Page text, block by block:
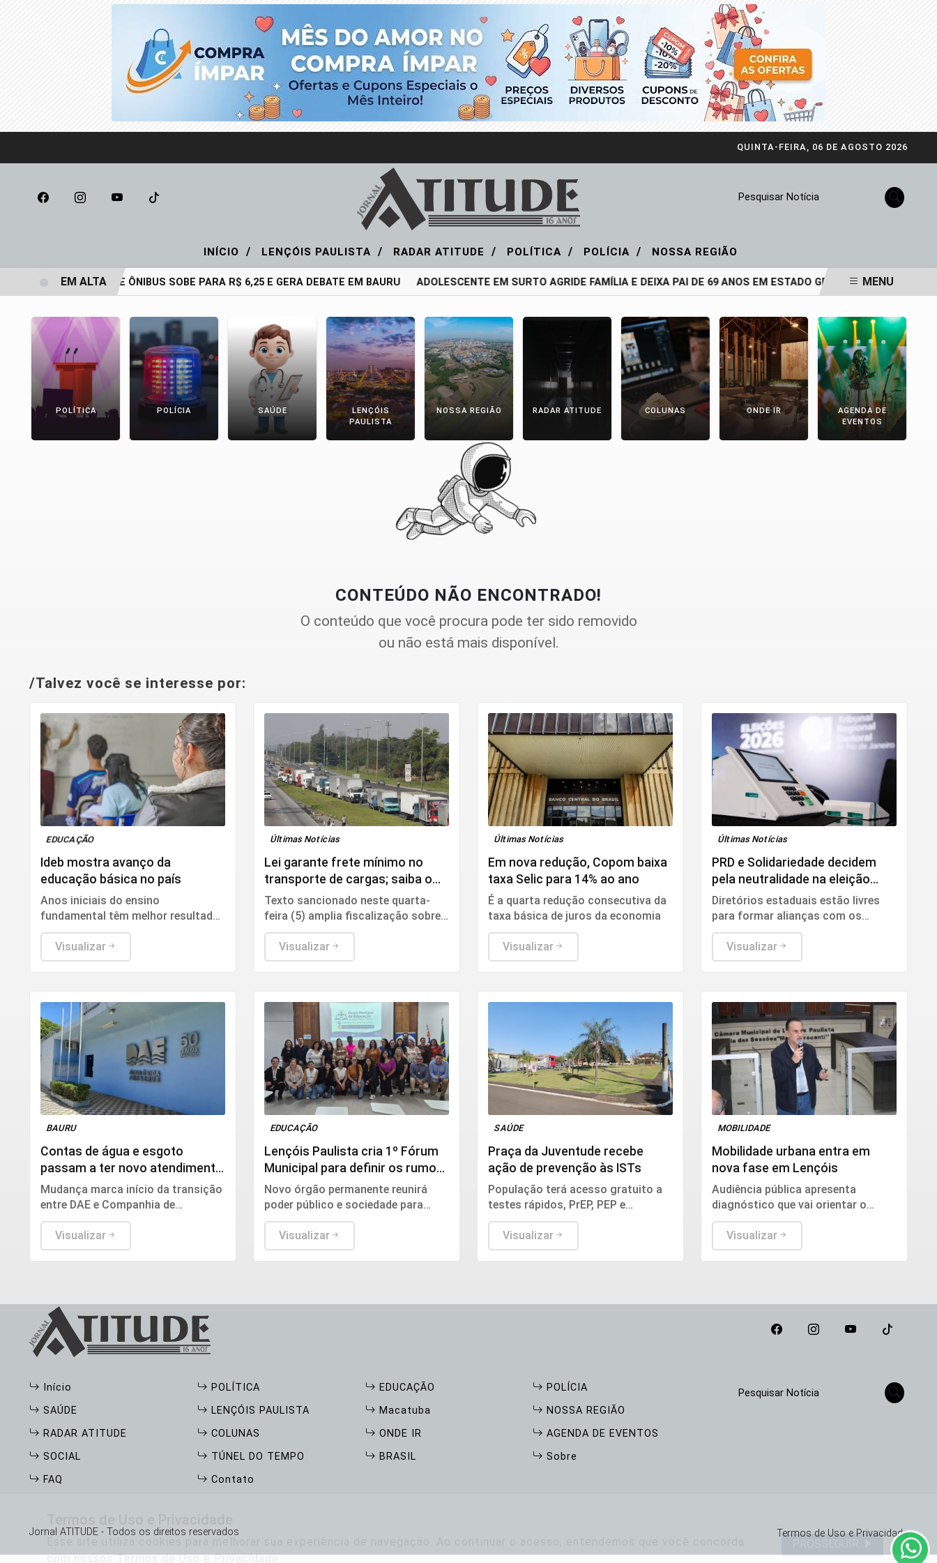
QUINTA-FEIRA, 06 DE AGOSTO 2026
Pesquisar Notícia
INÍCIO / LENÇÓIS PAULISTA / RADAR ATITUDE / POLÍTICA / POLÍCIA / NOSSA REGIÃO
PASSAGEM DE ÔNIBUS SOBE PARA R$ 6,25 E GERA DEBATE EM BAURU ADOLESCENTE EM SURTO AGRIDE FAMÍLIA E DEIXA PAI DE 69 ANOS EM ESTADO GRAVE DOZE ANOS
EM ALTA MENU
POLÍTICA POLÍCIA SAÚDE
LENÇÓIS
PAULISTA
NOSSA REGIÃO RADAR ATITUDE COLUNAS ONDE IR
AGENDA DE
EVENTOS
CONTEÚDO NÃO ENCONTRADO!
O conteúdo que você procura pode ter sido removido
ou não está mais disponível.
/Talvez você se interesse por:
EDUCAÇÃO
Ideb mostra avanço da
educação básica no país
Anos iniciais do ensino
fundamental têm melhor resultado
e indicador supera meta
Visualizar
Últimas Notícias
Lei garante frete mínimo no
transporte de cargas; saiba o
que muda
Texto sancionado neste quarta-
feira (5) amplia fiscalização sobre
pagamento do frete.
Visualizar
Últimas Notícias
Em nova redução, Copom baixa
taxa Selic para 14% ao ano
É a quarta redução consecutiva da
taxa básica de juros da economia
Visualizar
Últimas Notícias
PRD e Solidariedade decidem
pela neutralidade na eleição
presidencial
Diretórios estaduais estão livres
para formar alianças com os
partidos que preferirem.
Visualizar
BAURU
Contas de água e esgoto
passam a ter novo atendimento
em Bauru
Mudança marca início da transição
entre DAE e Companhia de
Saneamento de Bauru;
abastecimento de água continua
sob responsabilidade do
Visualizar
EDUCAÇÃO
Lençóis Paulista cria 1º Fórum
Municipal para definir os rumos
da educação
Novo órgão permanente reunirá
poder público e sociedade para
acompanhar o Plano Municipal de
Educação e ajudar a construir as
metas para os próximos dez anos
Visualizar
SAÚDE
Praça da Juventude recebe
ação de prevenção às ISTs
População terá acesso gratuito a
testes rápidos, PrEP, PEP e
orientações nesta sexta-feira (7)
Visualizar
MOBILIDADE
Mobilidade urbana entra em
nova fase em Lençóis
Audiência pública apresenta
diagnóstico que vai orientar o
futuro do trânsito e dos
deslocamentos na cidade
Visualizar
Início POLÍTICA EDUCAÇÃO
POLÍCIA
SAÚDE
LENÇÓIS PAULISTA Macatuba
NOSSA REGIÃO
RADAR ATITUDE
COLUNAS ONDE IR
AGENDA DE EVENTOS
SOCIAL
TÚNEL DO TEMPO BRASIL
Sobre
FAQ
Contato
Pesquisar Notícia
Jornal ATITUDE - Todos os direitos reservados Termos de Uso e Privacidade
com nossos Termos de Uso e Privacidade.